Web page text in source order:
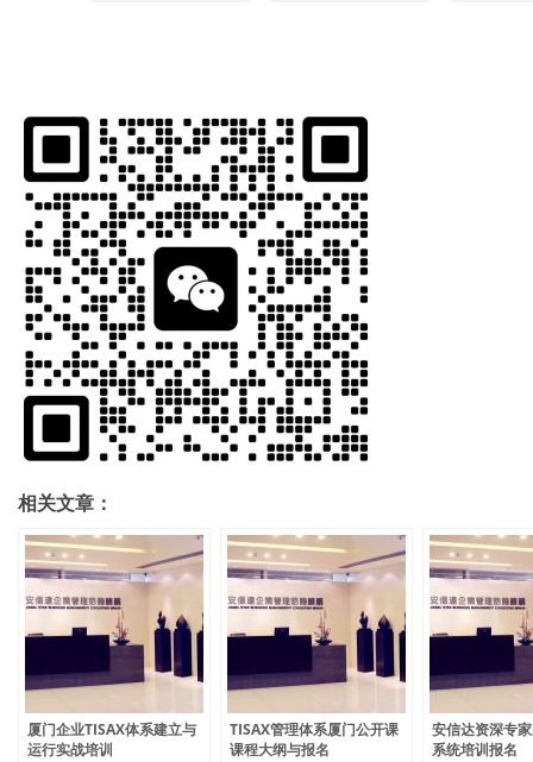
相关文章：
厦门企业TISAX体系建立与
运行实战培训
TISAX管理体系厦门公开课
课程大纲与报名
安信达资深专
系统培训报名